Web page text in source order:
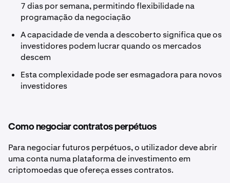
7 dias por semana, permitindo flexibilidade na
programação da negociação
A capacidade de venda a descoberto significa que os
investidores podem lucrar quando os mercados
descem
Esta complexidade pode ser esmagadora para novos
investidores
Como negociar contratos perpétuos
Para negociar futuros perpétuos, o utilizador deve abrir
uma conta numa plataforma de investimento em
criptomoedas que ofereça esses contratos.